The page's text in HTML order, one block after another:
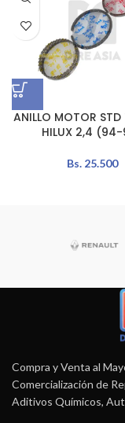
ANILLO MOTOR
HILUX 2,4
Bs.25.500
Compra y Venta al
Comercialización de
Aditivos Químicos,